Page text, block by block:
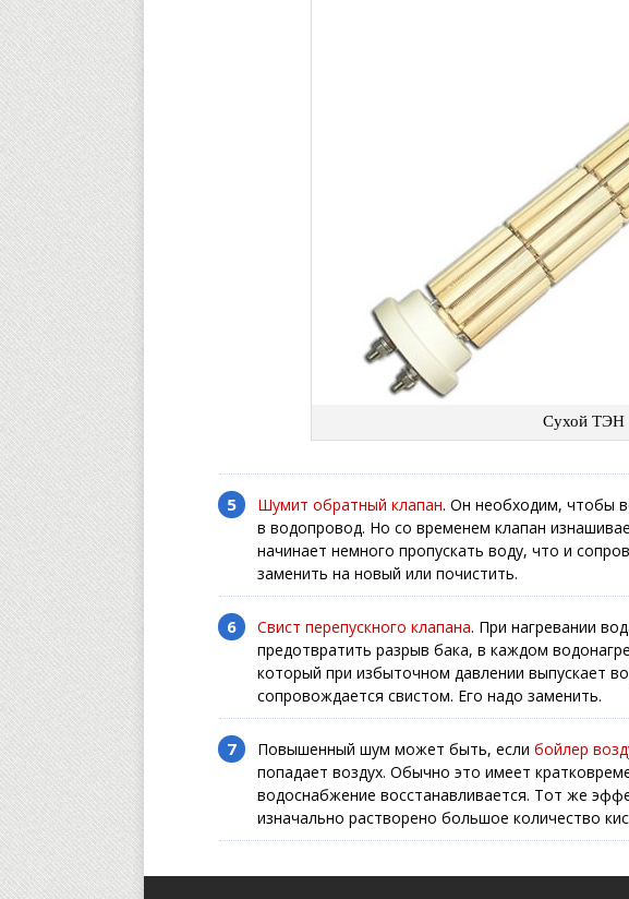
Сухой ТЭН
Шумит обратный клапан. Он необходим, чтобы
в водопровод. Но со временем клапан
начинает немного пропускать воду, что и
заменить на новый или почистить.
Свист перепускного клапана. При нагревании
предотвратить разрыв бака, в каждом
который при избыточном давлении выпускает
сопровождается свистом. Его надо заменить.
Повышенный шум может быть, если бойлер
попадает воздух. Обычно это имеет
водоснабжение восстанавливается. Тот же
изначально растворено большое количество